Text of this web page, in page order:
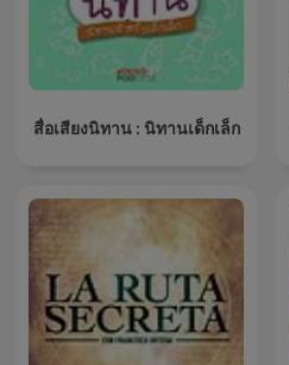
สื่อเสียงนิทาน : นิทานเด็กเล็ก